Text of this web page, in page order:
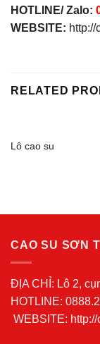
HOTLINE/ Zalo:
WEBSITE:
RELATED
Lô cao su
CAO SU SƠN
ĐỊA CHỈ: Lô 2,
HOTLINE:
WEBSITE: